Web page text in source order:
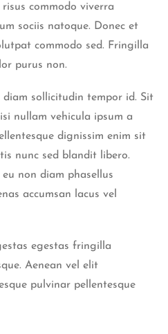
commodo viverra
sociis natoque. Donec et
commodo sed. Fringilla
purus non.
sollicitudin tempor id. Sit
nullam vehicula ipsum a
dignissim enim sit
nunc sed blandit libero.
non diam phasellus
accumsan lacus vel
egestas fringilla
Aenean vel elit
pulvinar pellentesque